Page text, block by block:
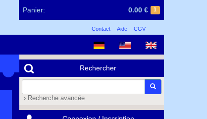
Panier: 1
0.00 €
Contact Aide CGV
Rechercher
› Recherche avancée